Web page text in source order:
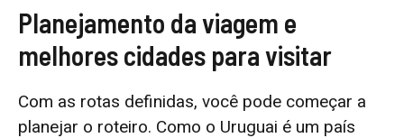
Planejamento da viagem e
melhores cidades para visitar
Com as rotas definidas, você pode começar a
planejar o roteiro. Como o Uruguai é um país